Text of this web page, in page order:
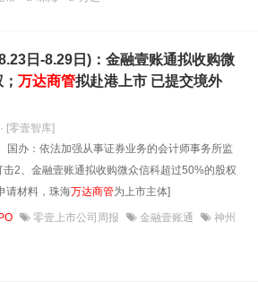
日-8.29日)：金融壹账通拟收购微
万达商管拟赴港上市 已提交境外
· [零壹智库]
国办：依法加强从事证券业务的会计师事务所监
2、金融壹账通拟收购微众信科超过50%的股权
请材料，珠海万达商管为上市主体]
零壹上市公司周报 金融壹账通 神州